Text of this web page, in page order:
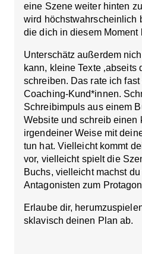
eine Szene weiter hinten
wird höchstwahrscheinlich
die dich in diesem Moment
Unterschätz außerdem
kann, kleine Texte ‚abseits
schreiben. Das rate ich
Coaching-Kund*innen.
Schreibimpuls aus einem
Website und schreib einen
irgendeiner Weise mit
tun hat. Vielleicht kommt
vor, vielleicht spielt die
Buchs, vielleicht machst
Antagonisten zum
Erlaube dir,
sklavisch deinen Plan ab.